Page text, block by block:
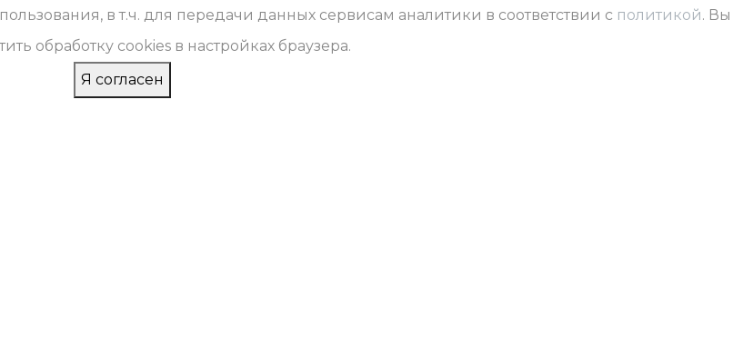
в т.ч. для передачи данных сервисам аналитики в соответствии с политикой. Вы
обработку cookies в настройках браузера.
Я согласен